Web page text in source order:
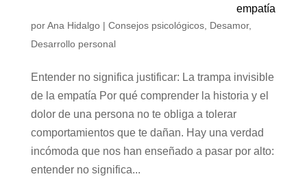
empatía
porAna Hidalgo| Consejos psicológicos, Desamor,
Desarrollo personal
Entender no significa justificar: La trampa invisible
de la empatía Por qué comprender la historia y el
dolor de una persona no te obliga a tolerar
comportamientos que te dañan. Hay una verdad
incómoda que nos han enseñado a pasar por alto:
entender no significa...